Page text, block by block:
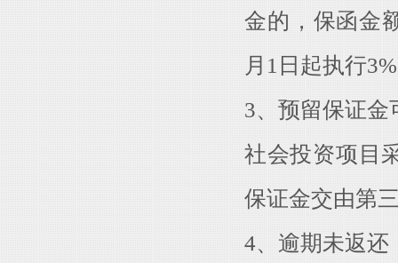
金的，保函金
月1日起执行
3、预留保证金
社会投资项目
保证金交由第
4、逾期未返还